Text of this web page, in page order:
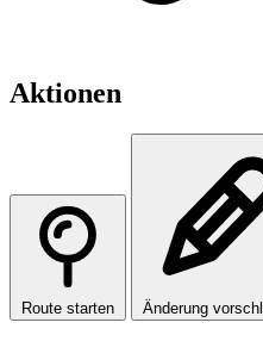
Aktionen
Route starten Änderung